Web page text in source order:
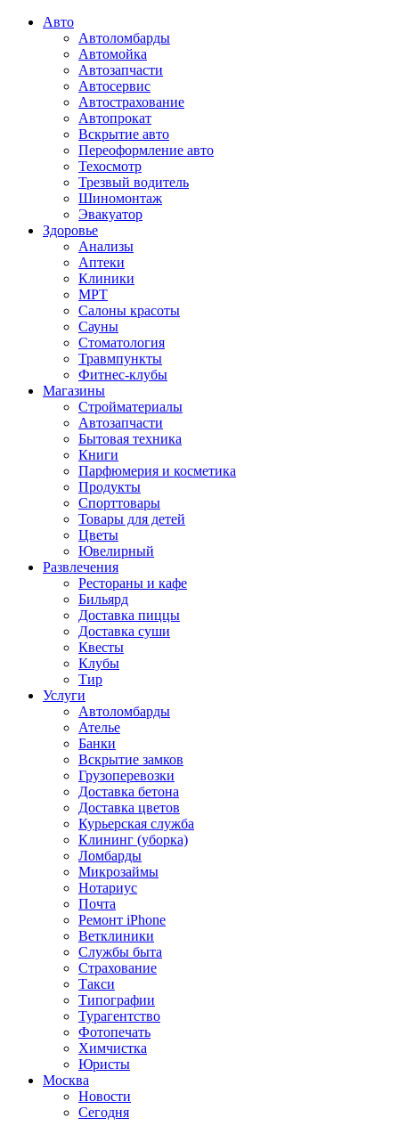
Авто
Автоломбарды
Автомойка
Автозапчасти
Автосервис
Автострахование
Автопрокат
Вскрытие авто
Переоформление авто
Техосмотр
Трезвый водитель
Шиномонтаж
Эвакуатор
Здоровье
Анализы
Аптеки
Клиники
МРТ
Салоны красоты
Сауны
Стоматология
Травмпункты
Фитнес-клубы
Магазины
Стройматериалы
Автозапчасти
Бытовая техника
Книги
Парфюмерия и косметика
Продукты
Спорттовары
Товары для детей
Цветы
Ювелирный
Развлечения
Рестораны и кафе
Бильярд
Доставка пиццы
Доставка суши
Квесты
Клубы
Тир
Услуги
Автоломбарды
Ателье
Банки
Вскрытие замков
Грузоперевозки
Доставка бетона
Доставка цветов
Курьерская служба
Клининг (уборка)
Ломбарды
Микрозаймы
Нотариус
Почта
Ремонт iPhone
Ветклиники
Службы быта
Страхование
Такси
Типографии
Турагентство
Фотопечать
Химчистка
Юристы
Москва
Новости
Сегодня